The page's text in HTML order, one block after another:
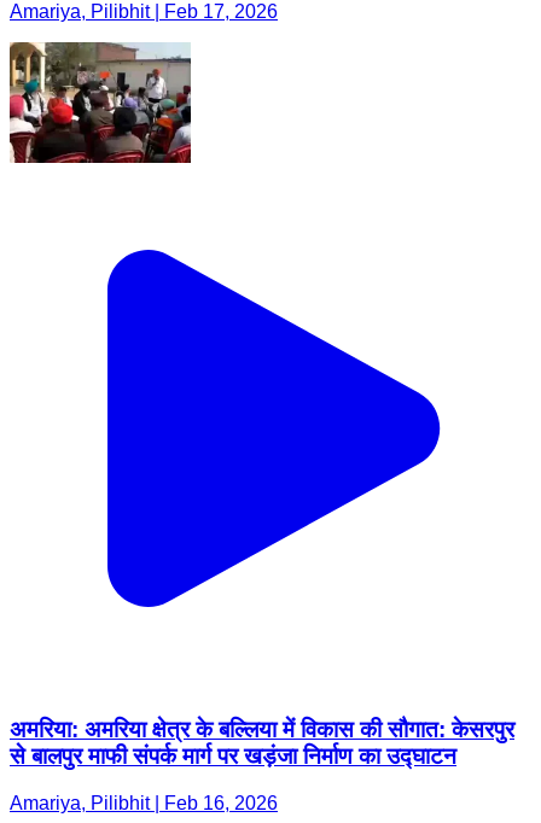
Amariya, Pilibhit | Feb 17, 2026
अमरिया: अमरिया क्षेत्र के बल्लिया में विकास की सौगात: केसरपुर
से बालपुर माफी संपर्क मार्ग पर खड़ंजा निर्माण का उद्घाटन
Amariya, Pilibhit | Feb 16, 2026